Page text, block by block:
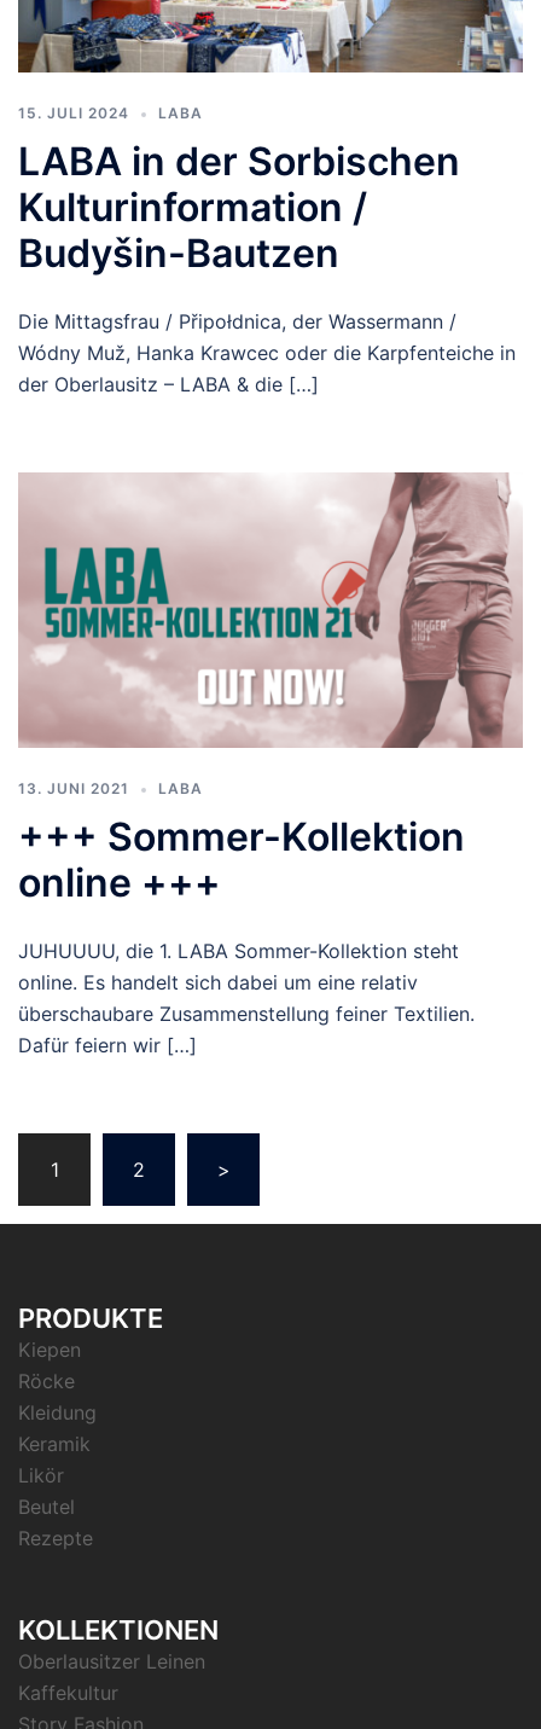
15. JULI 2024 LABA
LABA in der Sorbischen
Kulturinformation /
Budyšin-Bautzen
Die Mittagsfrau / Připołdnica, der Wassermann /
Wódny Muž, Hanka Krawcec oder die Karpfenteiche in
der Oberlausitz – LABA & die […]
13. JUNI 2021 LABA
+++ Sommer-Kollektion
online +++
JUHUUUU, die 1. LABA Sommer-Kollektion steht
online. Es handelt sich dabei um eine relativ
überschaubare Zusammenstellung feiner Textilien.
Dafür feiern wir […]
der
Beiträge
1 2 >
PRODUKTE
Kiepen
Röcke
Kleidung
Keramik
Likör
Beutel
Rezepte
KOLLEKTIONEN
Oberlausitzer Leinen
Kaffekultur
Story Fashion